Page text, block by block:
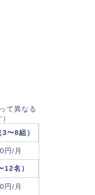
て異なる
〜8組）
円/月
12名）
円/月